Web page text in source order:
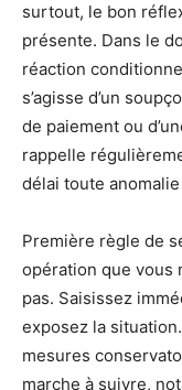
surtout, le bon
présente. Dans le
réaction conditionne
s’agisse d’un
de paiement ou
rappelle
délai toute
Première règle de
opération que vous
pas. Saisissez
exposez la
mesures
marche à suivre,